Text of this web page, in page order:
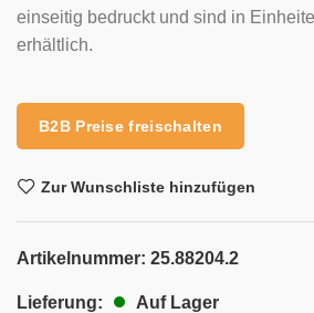
einseitig bedruckt und sind in
erhältlich.
B2B Preise freischalten
Zur Wunschliste hinzufügen
Artikelnummer: 25.88204.2
Lieferung: Auf Lager